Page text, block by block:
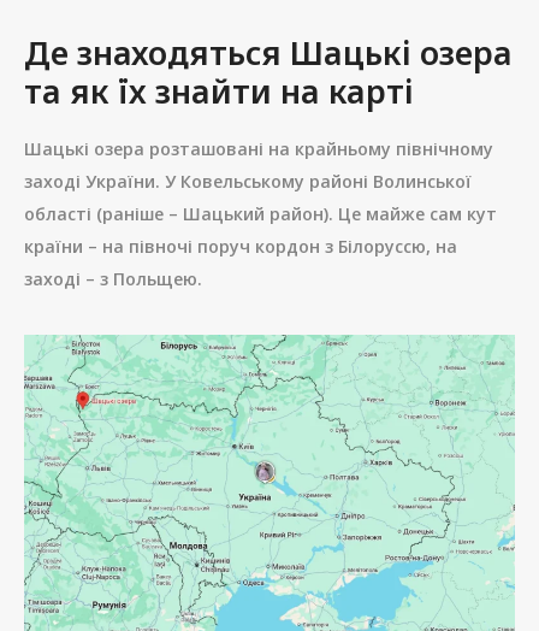
Де знаходяться Шацькі озера
та як їх знайти на карті
Шацькі озера розташовані на крайньому північному
заході України. У Ковельському районі Волинської
області (раніше – Шацький район). Це майже сам кут
країни – на півночі поруч кордон з Білоруссю, на
заході – з Польщею.